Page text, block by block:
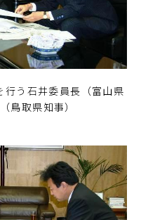
行う石井委員長（富山県
鳥取県知事）